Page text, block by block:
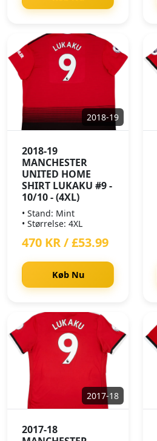
2018-19
2018-19
MANCHESTER
UNITED HOME
SHIRT LUKAKU #9 -
10/10 - (4XL)
• Stand: Mint
• Størrelse: 4XL
470 KR / £53.99
Køb Nu
2017-18
2017-18